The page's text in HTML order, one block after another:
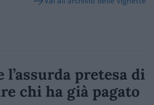
l’assurda pretesa di
chi ha già pagato